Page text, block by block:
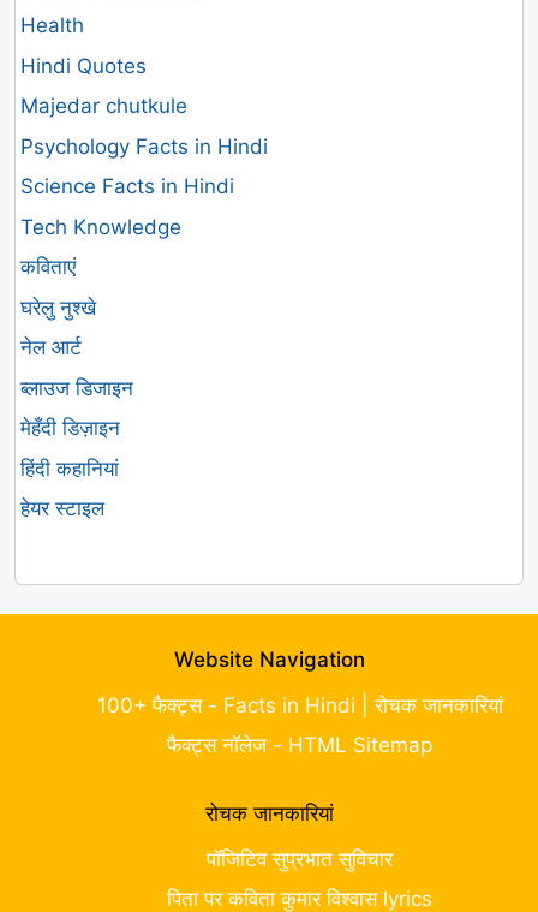
Health
Hindi Quotes
Majedar chutkule
Psychology Facts in Hindi
Science Facts in Hindi
Tech Knowledge
कविताएं
घरेलु नुश्खे
नेल आर्ट
ब्लाउज डिजाइन
मेहँदी डिज़ाइन
हिंदी कहानियां
हेयर स्टाइल
Website Navigation
100+ फैक्ट्स - Facts in Hindi | रोचक जानकारियां
फैक्ट्स नॉलेज - HTML Sitemap
रोचक जानकारियां
पॉजिटिव सुप्रभात सुविचार
पिता पर कविता कुमार विश्वास lyrics